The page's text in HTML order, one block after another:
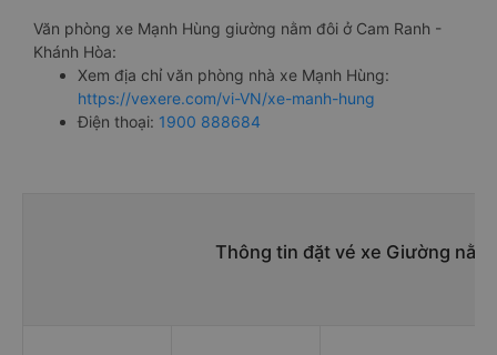
Văn phòng xe Mạnh Hùng giường nằm đôi ở Cam Ranh -
Khánh Hòa:
Xem địa chỉ văn phòng nhà xe Mạnh Hùng:
https://vexere.com/vi-VN/xe-manh-hung
Điện thoại: 1900 888684
Thông tin đặt vé xe Giường nằm